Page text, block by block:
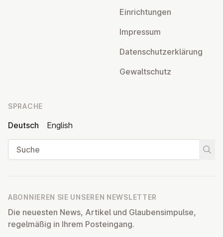
Ein­rich­tun­gen
Impressum
Da­ten­schutz­er­klä­rung
Ge­walt­schutz
SPRACHE
Deutsch
English
Suche
ABONNIEREN SIE UNSEREN NEWSLETTER
Die neuesten News, Artikel und Glaubensimpulse,
regelmäßig in Ihrem Posteingang.